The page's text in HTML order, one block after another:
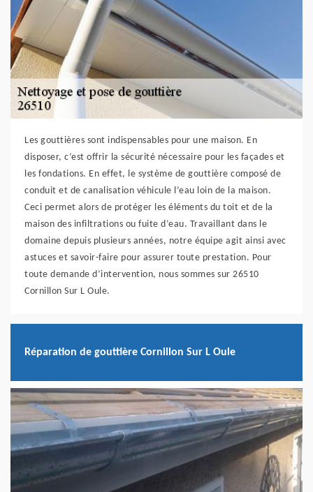
Les gouttières sont indispensables pour une maison. En
disposer, c’est offrir la sécurité nécessaire pour les façades et
les fondations. En effet, le système de gouttière composé de
conduit et de canalisation véhicule l’eau loin de la maison.
Ceci permet alors de protéger les éléments du toit et de la
maison des infiltrations ou fuite d’eau. Travaillant dans le
domaine depuis plusieurs années, notre équipe agit ainsi avec
astuces et savoir-faire pour assurer toute prestation. Pour
toute demande d’intervention, nous sommes sur 26510
Cornillon Sur L Oule.
Réparation de gouttière Cornillon Sur L Oule